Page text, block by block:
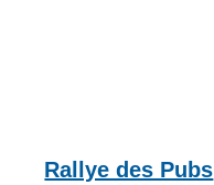
Rallye des Pubs